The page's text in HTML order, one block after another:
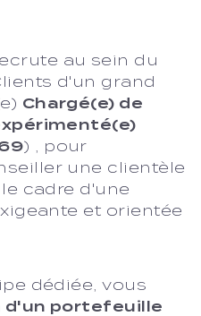
au sein du
d'un grand
Chargé(e) de
) , pour
une clientèle
cadre d'une
et orientée
dédiée, vous
d'un portefeuille